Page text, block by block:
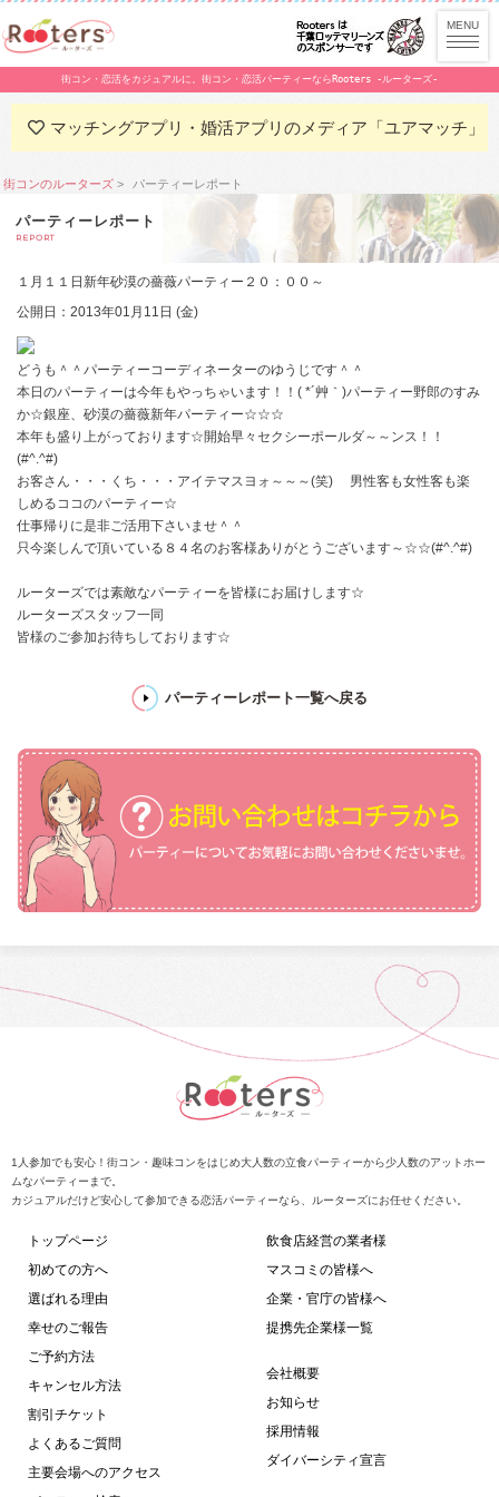
街コン・恋活をカジュアルに。街コン・恋活パーティーならRooters -ルーターズ-
マッチングアプリ・婚活アプリのメディア「ユアマッチ」
街コンのルーターズ パーティーレポート
パーティーレポート
REPORT
１月１１日新年砂漠の薔薇パーティー２０：００～
公開日：2013年01月11日 (金)
どうも＾＾パーティーコーディネーターのゆうじです＾＾
本日のパーティーは今年もやっちゃいます！！( *´艸｀)パーティー野郎のすみ
か☆銀座、砂漠の薔薇新年パーティー☆☆☆
本年も盛り上がっております☆開始早々セクシーポールダ～～ンス！！
(#^.^#)
お客さん・・・くち・・・アイテマスヨォ～～～(笑) 男性客も女性客も楽
しめるココのパーティー☆
仕事帰りに是非ご活用下さいませ＾＾
只今楽しんで頂いている８４名のお客様ありがとうございます～☆☆(#^.^#)
ルーターズでは素敵なパーティーを皆様にお届けします☆
ルーターズスタッフ一同
皆様のご参加お待ちしております☆
パーティーレポート一覧へ戻る
1人参加でも安心！街コン・趣味コンをはじめ大人数の立食パーティーから少人数のアットホー
ムなパーティーまで。
カジュアルだけど安心して参加できる恋活パーティーなら、ルーターズにお任せください。
トップページ
初めての方へ
選ばれる理由
幸せのご報告
ご予約方法
キャンセル方法
割引チケット
よくあるご質問
主要会場へのアクセス
飲食店経営の業者様
マスコミの皆様へ
企業・官庁の皆様へ
提携先企業様一覧
会社概要
お知らせ
採用情報
ダイバーシティ宣言